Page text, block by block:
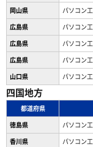
岡山県
パソコン
広島県
パソコン
広島県
パソコン
広島県
パソコン
山口県
パソコン
四国地方
都道府県
徳島県
パソコン
香川県
パソコン